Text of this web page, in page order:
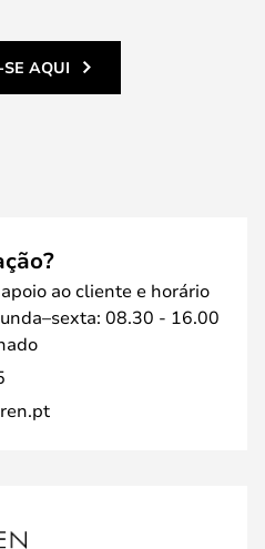
SE AQUI
ao cliente e horário
08.30 - 16.00